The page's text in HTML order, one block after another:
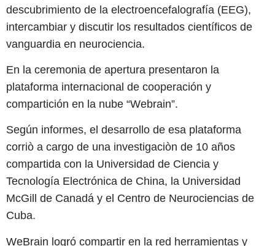
descubrimiento de la electroencefalografía (EEG),
intercambiar y discutir los resultados científicos de
vanguardia en neurociencia.
En la ceremonia de apertura presentaron la
plataforma internacional de cooperación y
compartición en la nube “Webrain”.
Según informes, el desarrollo de esa plataforma
corriò a cargo de una investigaciòn de 10 años
compartida con la Universidad de Ciencia y
Tecnología Electrónica de China, la Universidad
McGill de Canadá y el Centro de Neurociencias de
Cuba.
WeBrain logró compartir en la red herramientas y